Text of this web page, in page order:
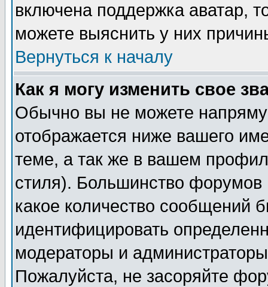
включена поддержка аватар,
можете выяснить у них
Вернуться к началу
Как я могу изменить свое
Обычно вы не можете
отображается ниже вашего
теме, а так же в вашем
стиля). Большинство форумов
какое количество сообщений
идентифицировать
модераторы и
Пожалуйста, не засоряйте